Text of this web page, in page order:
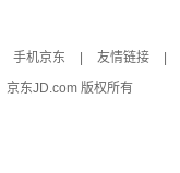
手机京东 友情链接
京东JD.com 版权所有